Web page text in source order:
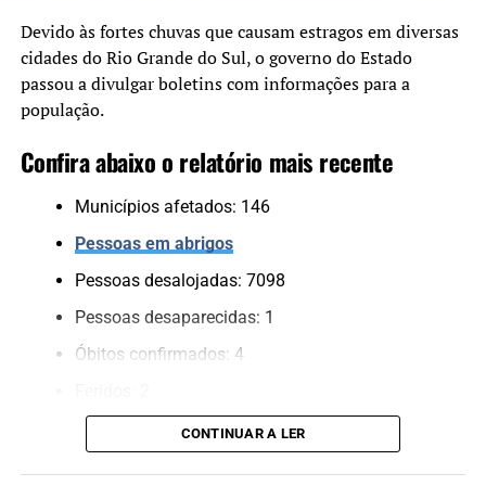
a aplicação dos recursos.
Cada projeto é analisado
tecnicamente e validado
pelo Comitê Científico,
para assegurar que
estamos financiando
soluções consistentes e
que protejam a população”,
completou.
O hidrojateamento permitirá a limpeza e desobstrução
das redes pluviais e de esgoto, reduzindo entupimentos e
Devido às fortes chuvas que causam estragos em diversas
cidades do Rio Grande do Sul, o governo do Estado
passou a divulgar boletins com informações para a
população.
Confira abaixo o relatório mais recente
Municípios afetados: 146
Pessoas em abrigos
Pessoas desalojadas: 7098
Pessoas desaparecidas: 1
Óbitos confirmados: 4
Pessoas resgatadas*: 733
CONTINUAR A LER